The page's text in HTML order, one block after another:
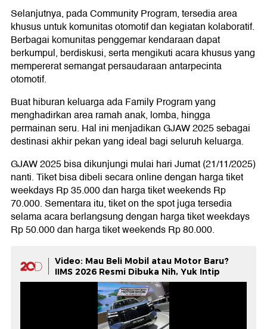
Selanjutnya, pada Community Program, tersedia area
khusus untuk komunitas otomotif dan kegiatan kolaboratif.
Berbagai komunitas penggemar kendaraan dapat
berkumpul, berdiskusi, serta mengikuti acara khusus yang
mempererat semangat persaudaraan antarpecinta
otomotif.
Buat hiburan keluarga ada Family Program yang
menghadirkan area ramah anak, lomba, hingga
permainan seru. Hal ini menjadikan GJAW 2025 sebagai
destinasi akhir pekan yang ideal bagi seluruh keluarga.
GJAW 2025 bisa dikunjungi mulai hari Jumat (21/11/2025)
nanti. Tiket bisa dibeli secara online dengan harga tiket
weekdays Rp 35.000 dan harga tiket weekends Rp
70.000. Sementara itu, tiket on the spot juga tersedia
selama acara berlangsung dengan harga tiket weekdays
Rp 50.000 dan harga tiket weekends Rp 80.000.
Video: Mau Beli Mobil atau Motor Baru?
IIMS 2026 Resmi Dibuka Nih, Yuk Intip